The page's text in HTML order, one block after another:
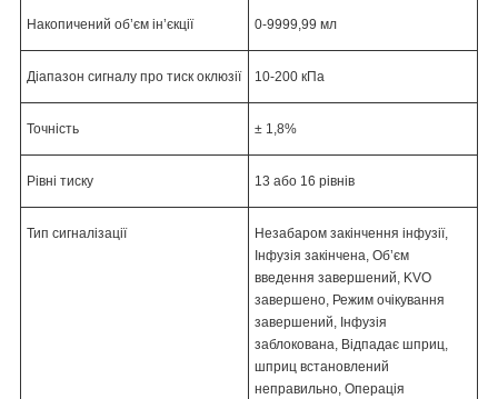
Накопичений об’єм ін’єкції 0-9999,99 мл
Діапазон сигналу про тиск оклюзії 10-200 кПа
Точність ± 1,8%
Рівні тиску 13 або 16 рівнів
Тип сигналізації
Незабаром закінчення інфузії,
Інфузія закінчена, Об’єм
введення завершений, KVO
завершено, Режим очікування
завершений, Інфузія
заблокована, Відпадає шприц,
шприц встановлений
неправильно, Операція